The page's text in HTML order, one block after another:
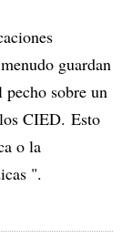
guardan
sobre un
CIED. Esto
o la
".